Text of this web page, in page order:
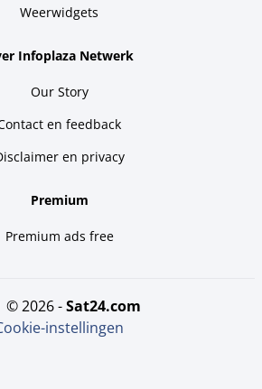
Weerwidgets
Infoplaza Netwerk
Our Story
en feedback
en privacy
Premium
Premium ads free
© 2026 - sat24.com
instellingen